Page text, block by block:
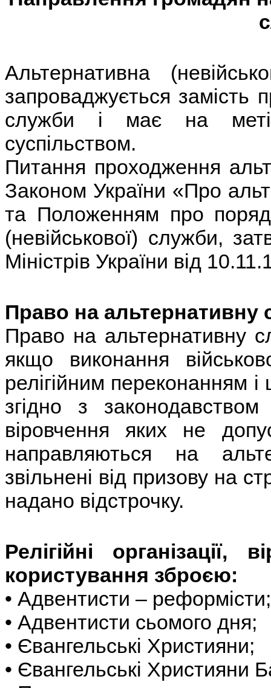
Альтернативна
запроваджується замість
служби і має на меті
суспільством.
Питання проходження
Законом України «Про
та Положенням про
(невійськової) служби,
Міністрів України від
Право на альтернативну
Право на альтернативну
якщо виконання
релігійним переконанням
згідно з законодавством
віровчення яких не
направляються на
звільнені від призову на
надано відстрочку.
Релігійні
користування зброєю:
• Адвентисти – реформісти;
• Адвентисти сьомого дня;
• Євангельські Християни;
• Євангельські Християни